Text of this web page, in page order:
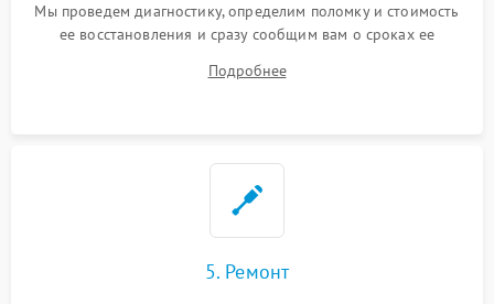
Мы проведем диагностику, определим поломку и стоимость
ее восстановления и сразу сообщим вам о сроках ее
Подробнее
5. Ремонт